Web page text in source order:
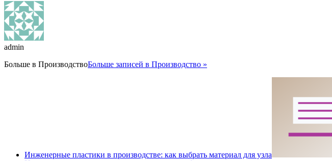
admin
Больше в ПроизводствоБольше записей в Производство »
Инженерные пластики в производстве: как выбрать материал для узла